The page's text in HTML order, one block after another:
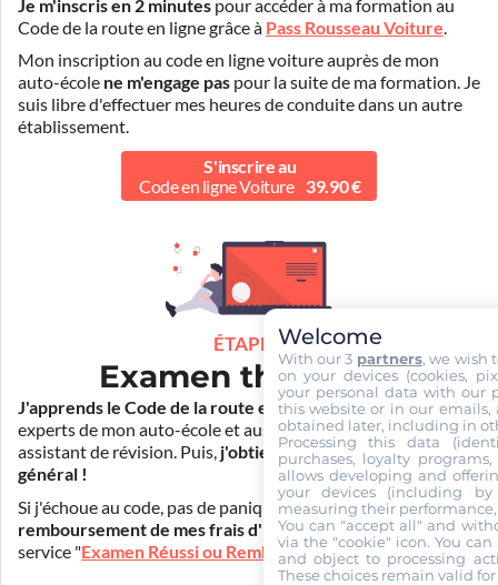
Je m'inscris en 2 minutes pour accéder à ma formation au
Code de la route en ligne grâce à Pass Rousseau Voiture.
Mon inscription au code en ligne voiture auprès de mon
auto-école ne m'engage pas pour la suite de ma formation. Je
suis libre d'effectuer mes heures de conduite dans un autre
établissement.
S'inscrire au
Code en ligne Voiture
39.90 €
ÉTAPE 2
Examen théorique
J'apprends le Code de la route en ligne. Je suis aidé par les
experts de mon auto-école et aussi par Mister Codes, mon
assistant de révision. Puis, j'obtiens l'examen théorique
général !
Si j'échoue au code, pas de panique ! Je peux bénéficier du
remboursement de mes frais d'inscription(30€) grâce au
service "Examen Réussi ou Remboursé".
Welcome
With our 3 partners, we wish
on your devices (cookies,
your personal data with our
this website or in our emails,
obtained later, including in
Processing this data
purchases, loyalty
allows developing and
your devices (including
measuring their
You can "accept all" and
via the "cookie" icon. You
and object to processing
These choices remain valid